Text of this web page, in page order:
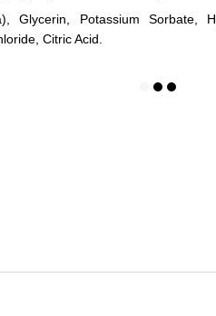
Glycerin, Potassium Sorbate,
Citric Acid.